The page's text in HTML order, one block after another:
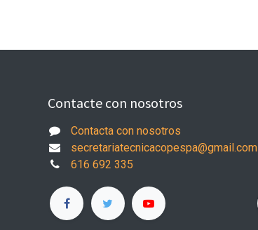
Contacte con nosotros
Contacta con nosotros
secretariatecnicacopespa@gmail.com
616 692 335